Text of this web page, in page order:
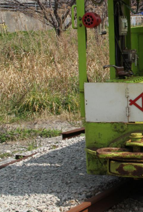
目標達成できなかったからと言って
Style